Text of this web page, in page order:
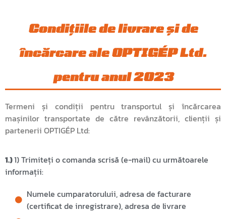
Condițiile de livrare și de
încărcare ale OPTIGÉP Ltd.
pentru anul 2023
Termeni și condiții pentru transportul și încărcarea
mașinilor transportate de către revânzătorii, clienții și
partenerii OPTIGÉP Ltd:
1.)1) Trimiteți o comanda scrisă (e-mail) cu următoarele
informații:
Numele cumparatoruluii, adresa de facturare
(certificat de inregistrare), adresa de livrare